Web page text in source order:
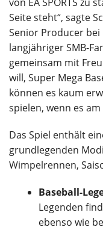
Seite steht“, sagte
Senior Producer bei
langjähriger SMB-
gemeinsam mit
will, Super Mega
können es kaum
spielen, wenn es am
Das Spiel enthält
grundlegenden
Wimpelrennen,
Baseball-
Legenden
ebenso wie